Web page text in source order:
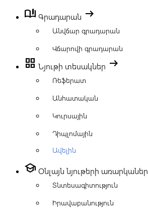
book_ribbon Գրադարան arrow_right_alt
Անվճար գրադարան
Վճարովի գրադարան
grid_view Նյութի տեսակներ arrow_right_alt
Ռեֆերատ
Անհատական
Կուրսային
Դիպլոմային
Ավելին
school Օնլայն նյութերի առարկաներ
Տնտեսագիտություն
Իրավաբանություն